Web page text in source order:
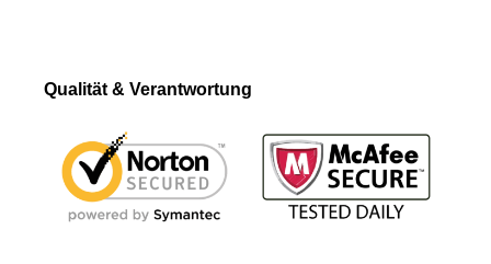
Qualität & Verantwortung